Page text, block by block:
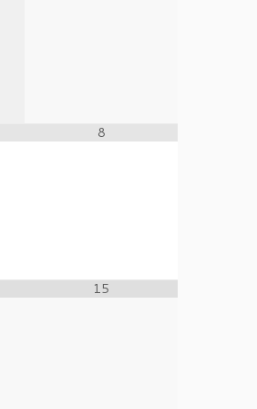
8
15